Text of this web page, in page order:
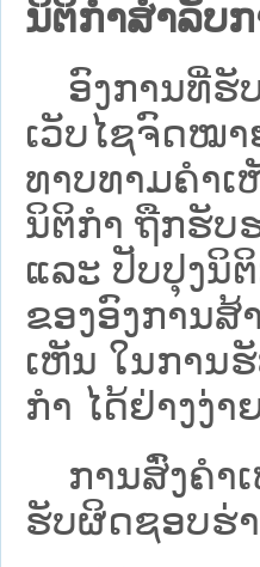
ນິຕິກຳສຳລັບ
ອົງການທີ່ຮັບ
ເວັບ​ໄຊຈົດໝາ
ທາບທາມຄໍາ
ນິຕິກໍາ ຖືກຮັບ
ແລະ ປັບປຸງນິ
ຂອງອົງການ
ເຫັນ ໃນການ
ກຳ ໄດ້ຢ່າງງ່າ
ການສົ່ງຄໍາເ
ຮັບຜິດຊອບຮ່າ